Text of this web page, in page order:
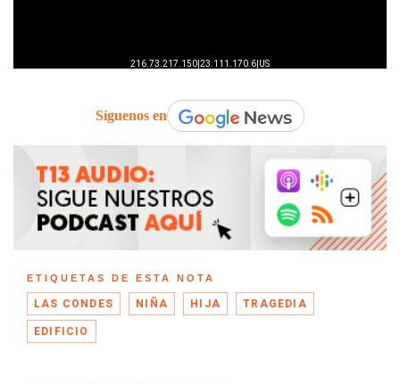
Síguenos en
ETIQUETAS DE ESTA NOTA
LAS CONDES NIÑA HIJA TRAGEDIA
EDIFICIO